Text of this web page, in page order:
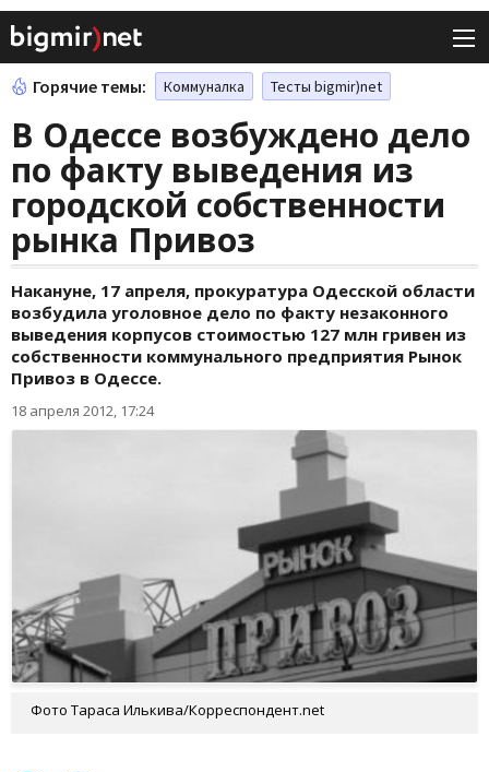
Горячие темы: Коммуналка Тесты bigmir)net
В Одессе возбуждено дело
по факту выведения из
городской собственности
рынка Привоз
Накануне, 17 апреля, прокуратура Одесской области
возбудила уголовное дело по факту незаконного
выведения корпусов стоимостью 127 млн гривен из
собственности коммунального предприятия Рынок
Привоз в Одессе.
18 апреля 2012, 17:24
Фото Тараса Илькива/Корреспондент.net